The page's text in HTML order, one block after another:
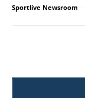
Sportlive Newsroom -